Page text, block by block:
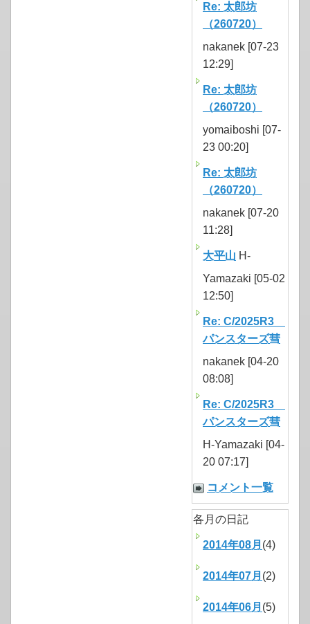
Re: 太郎坊
（260720）
nakanek [07-23
12:29]
Re: 太郎坊
（260720）
yomaiboshi [07-
23 00:20]
Re: 太郎坊
（260720）
nakanek [07-20
11:28]
大平山 H-
Yamazaki [05-02
12:50]
Re: C/2025R3
パンスターズ彗
nakanek [04-20
08:08]
Re: C/2025R3
パンスターズ彗
H-Yamazaki [04-
20 07:17]
コメント一覧
各月の日記
2014年08月 (4)
2014年07月 (2)
2014年06月 (5)